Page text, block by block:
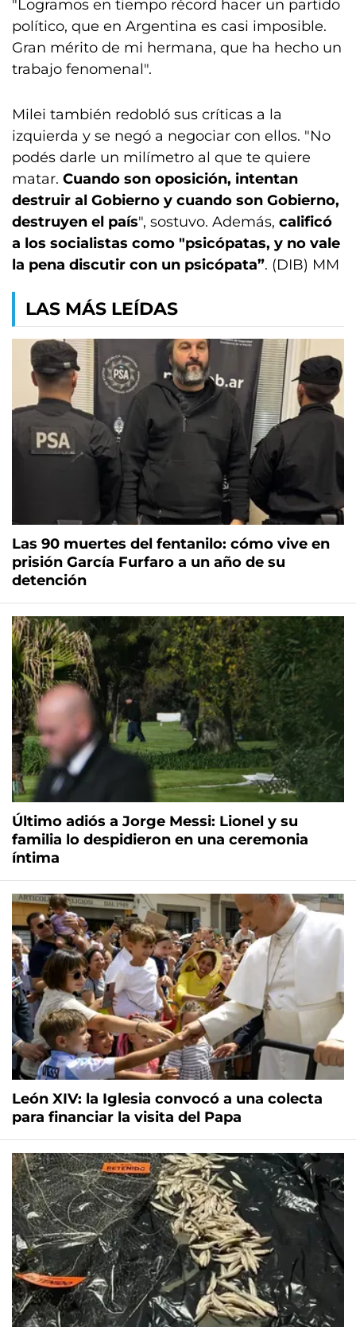
"Logramos en tiempo récord hacer un partido
político, que en Argentina es casi imposible.
Gran mérito de mi hermana, que ha hecho un
trabajo fenomenal".
Milei también redobló sus críticas a la
izquierda y se negó a negociar con ellos. "No
podés darle un milímetro al que te quiere
matar. Cuando son oposición, intentan
destruir al Gobierno y cuando son Gobierno,
destruyen el país", sostuvo. Además, calificó
a los socialistas como "psicópatas, y no vale
la pena discutir con un psicópata”. (DIB) MM
LAS MÁS LEÍDAS
Las 90 muertes del fentanilo: cómo vive en
prisión García Furfaro a un año de su
detención
Último adiós a Jorge Messi: Lionel y su
familia lo despidieron en una ceremonia
íntima
León XIV: la Iglesia convocó a una colecta
para financiar la visita del Papa